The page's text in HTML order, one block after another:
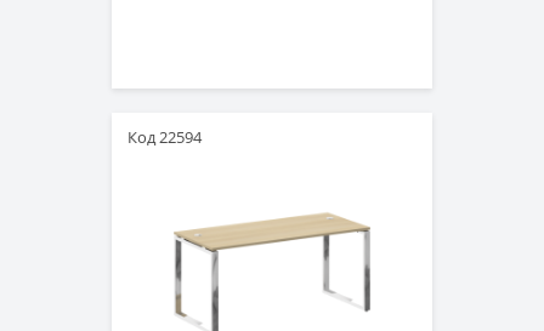
Код 22594